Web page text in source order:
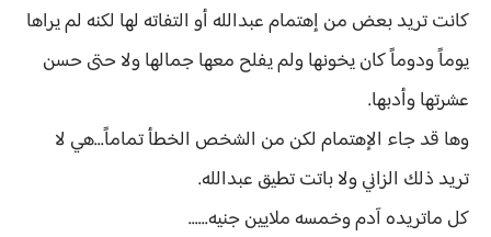
كانت تريد بعض من إهتمام عبدالله أو التفاته لها لكنه لم يراها
يوماً ودوماً كان يخونها ولم يفلح معها جمالها ولا حتى حسن
عشرتها وأدبها.
وها قد جاء الإهتمام لكن من الشخص الخطأ تماماً...هي لا
تريد ذلك الزاني ولا باتت تطيق عبدالله.
كل ماتريده آدم وخمسه ملايين جنيه......